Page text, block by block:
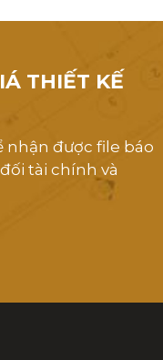
THIẾT KẾ
nhận được file báo
tài chính và